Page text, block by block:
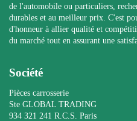
de l'automobile ou particuliers,
durables et au meilleur prix. C'est
d'honneur à allier qualité et
du marché tout en assurant une
Société
Pièces carrosserie
Ste GLOBAL TRADING
934 321 241 R.C.S. Paris